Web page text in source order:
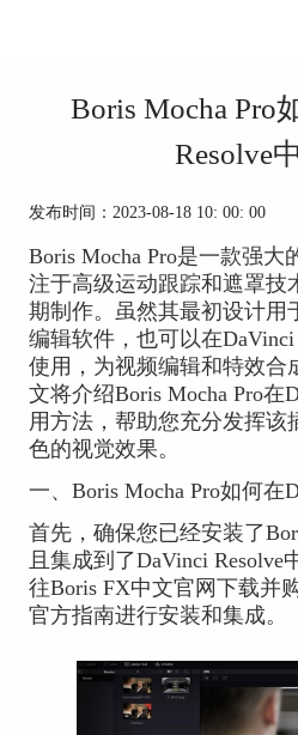
Boris Mocha Pro
Resolve
发布时间：2023-08-18 10: 00: 00
Boris Mocha Pro是一款强
注于高级运动跟踪和遮罩技
期制作。虽然其最初设计用
编辑软件，也可以在
使用，为视频编辑和特效合
文将介绍Boris Mocha Pro在
用方法，帮助您充分发挥该
色的视觉效果。
一、Boris Mocha Pro如何在
首先，确保您已经安装了
且集成到了DaVinci
往Boris FX中文官网下载并
官方指南进行安装和集成。